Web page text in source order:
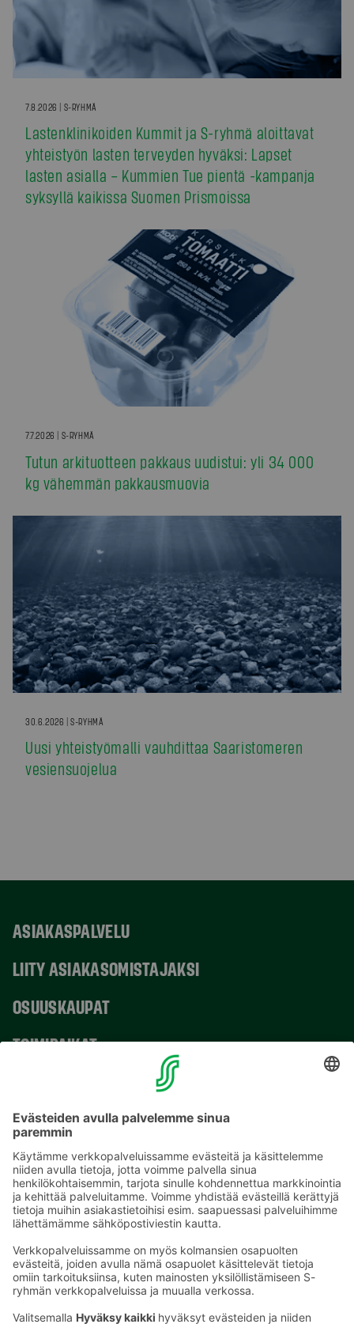
7.8.2026 | S-RYHMÄ
Lastenklinikoiden Kummit ja S-ryhmä aloittavat
yhteistyön lasten terveyden hyväksi: Lapset
lasten asialla – Kummien Tue pientä -kampanja
syksyllä kaikissa Suomen Prismoissa
7.7.2026 | S-RYHMÄ
Tutun arkituotteen pakkaus uudistui: yli 34 000
kg vähemmän pakkausmuovia
30.6.2026 | S-RYHMÄ
Uusi yhteistyömalli vauhdittaa Saaristomeren
vesiensuojelua
ASIAKASPALVELU
LIITY ASIAKASOMISTAJAKSI
OSUUSKAUPAT
TOIMIPAIKAT
Sähköpostiosoitteet S-ryhmässä ovat muotoa
etunimi.sukunimi@sok.fi
Seuraa meitä: